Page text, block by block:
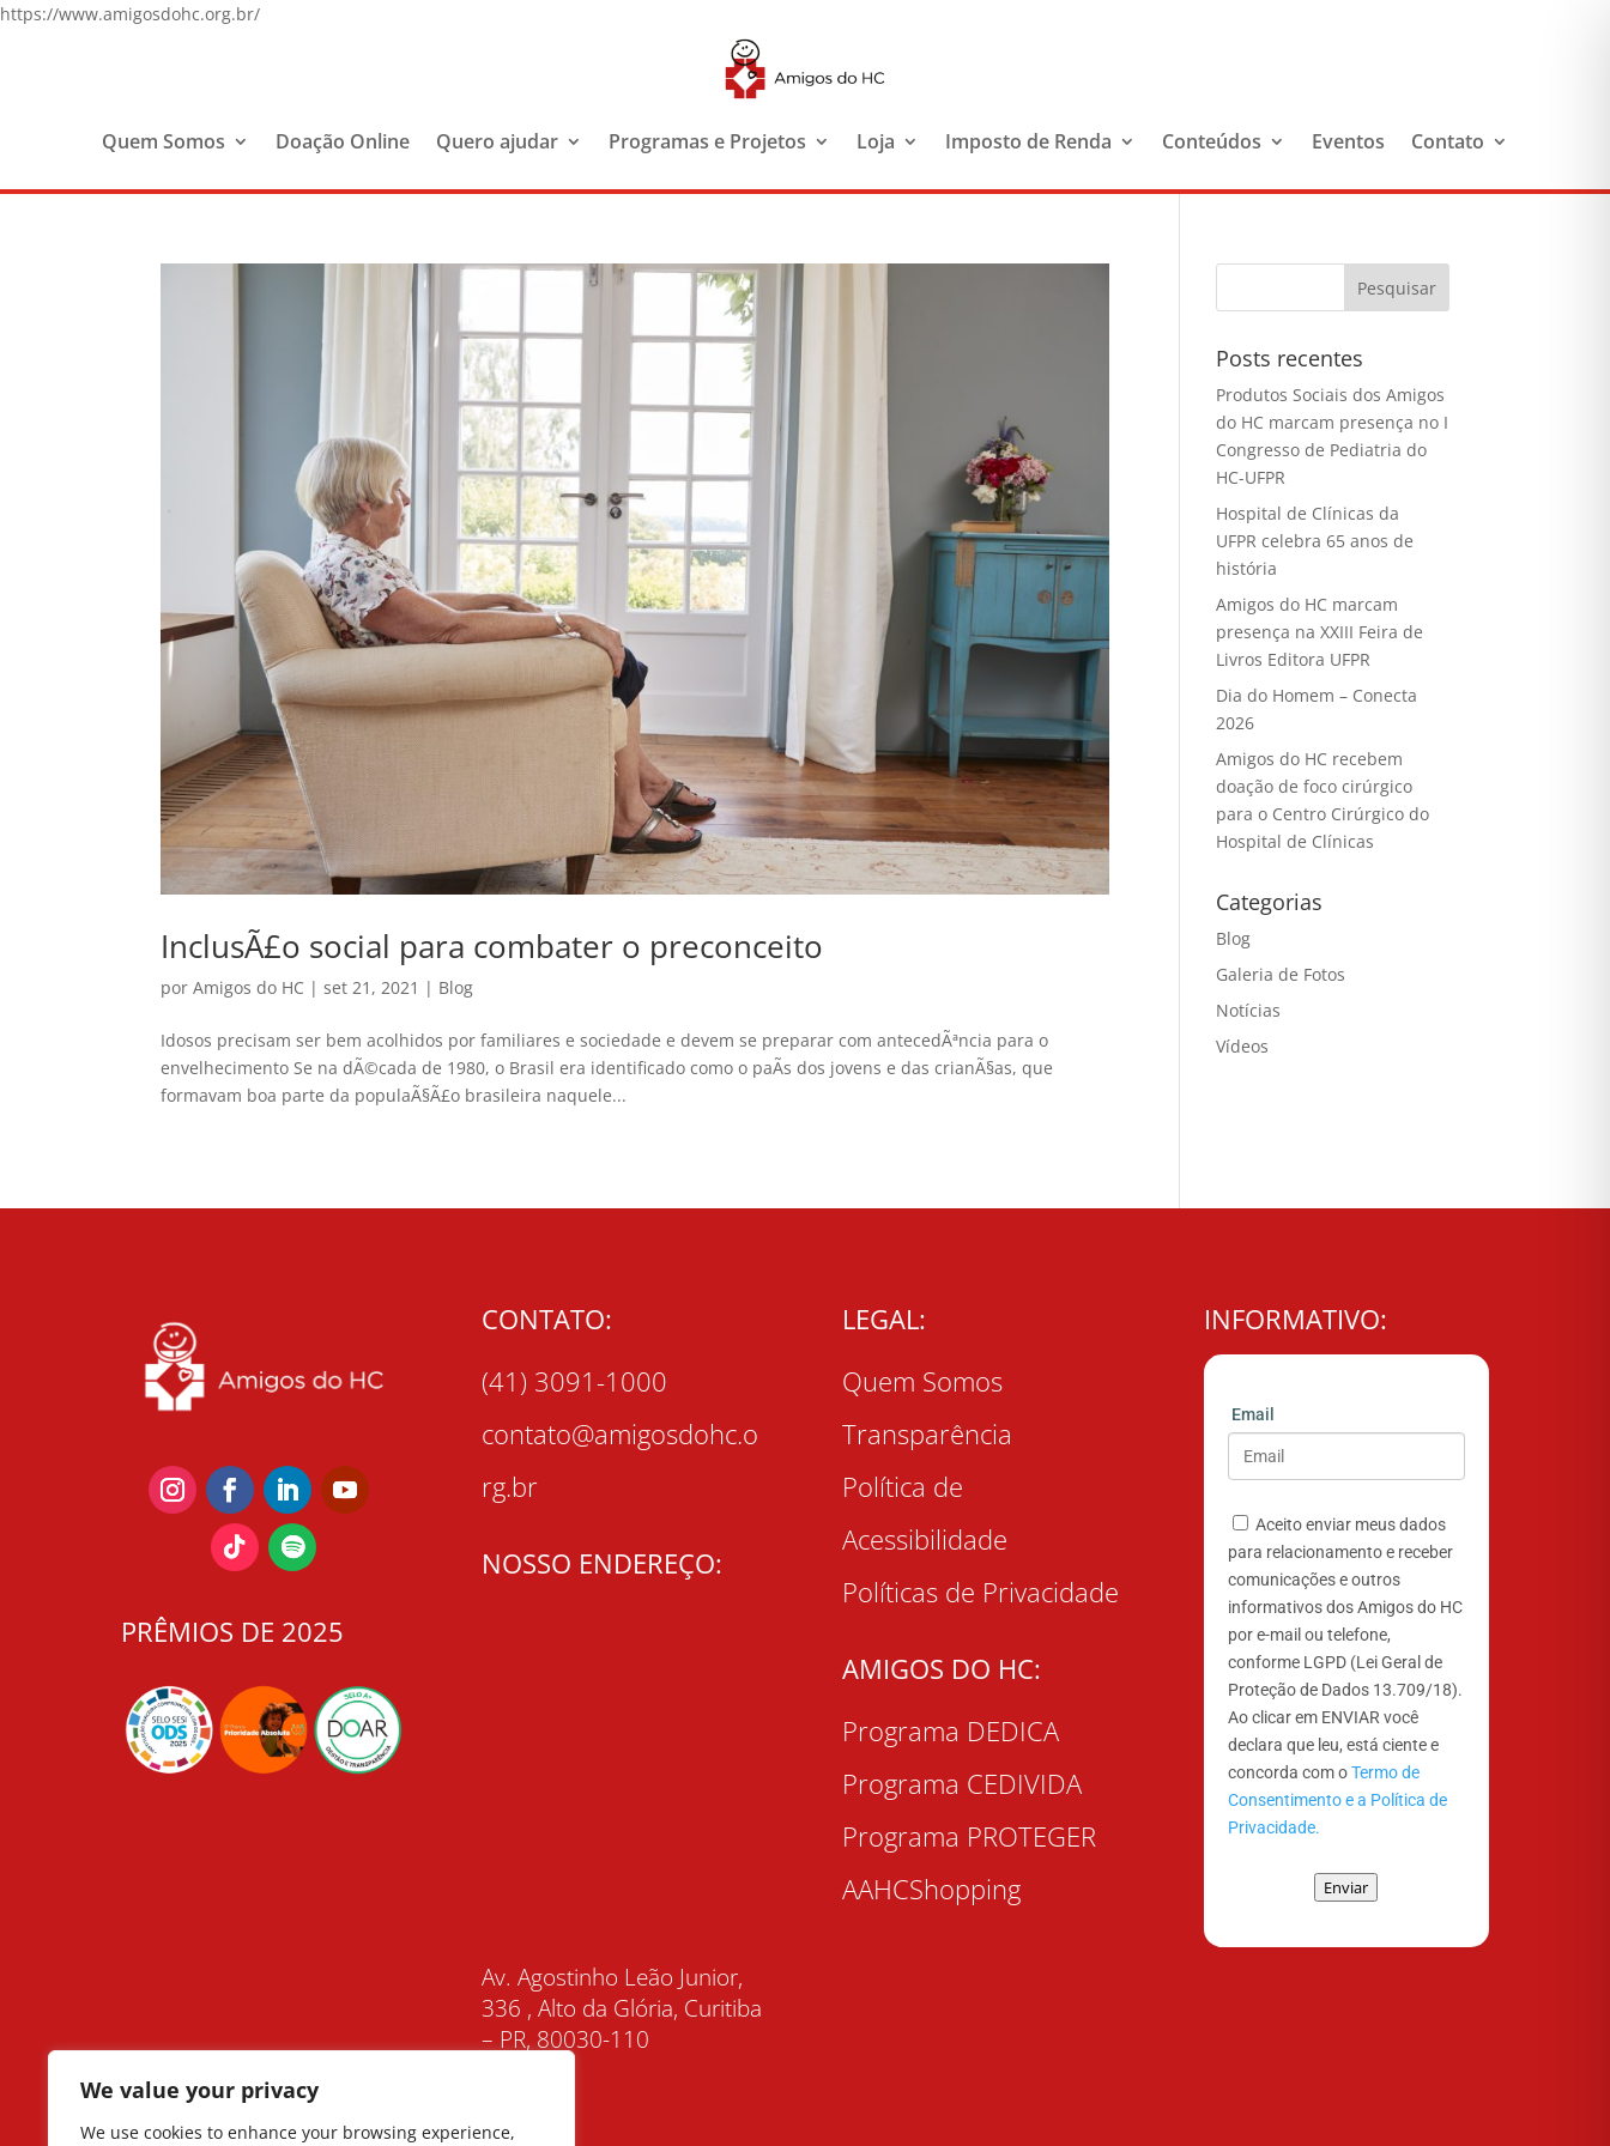
We value your privacy
We use cookies to enhance your browsing experience,
https://www.amigosdohc.org.br/
Quem Somos Doação Online Quero ajudar Programas e Projetos Loja Imposto de Renda Conteúdos Eventos Contato
InclusÃ£o social para combater o preconceito
porAmigos do HC |set 21, 2021 | Blog
Idosos precisam ser bem acolhidos por familiares e sociedade e devem se preparar com antecedÃªncia para o
envelhecimento Se na dÃ©cada de 1980, o Brasil era identificado como o paÃ­s dos jovens e das crianÃ§as, que
formavam boa parte da populaÃ§Ã£o brasileira naquele...
Posts recentes
Produtos Sociais dos Amigos
do HC marcam presença no I
Congresso de Pediatria do
HC-UFPR
Hospital de Clínicas da
UFPR celebra 65 anos de
história
Amigos do HC marcam
presença na XXIII Feira de
Livros Editora UFPR
Dia do Homem – Conecta
2026
Amigos do HC recebem
doação de foco cirúrgico
para o Centro Cirúrgico do
Hospital de Clínicas
Categorias
Blog
Galeria de Fotos
Notícias
Vídeos
PRÊMIOS DE 2025
CONTATO:
(41) 3091-1000
contato@amigosdohc.o
rg.br
NOSSO ENDEREÇO:
Av. Agostinho Leão Junior,
336 , Alto da Glória, Curitiba
– PR, 80030-110
LEGAL:
Quem Somos
Transparência
Política de
Acessibilidade
Políticas de Privacidade
AMIGOS DO HC:
Programa DEDICA
Programa CEDIVIDA
Programa PROTEGER
AAHCShopping
INFORMATIVO:
Email
Aceito enviar meus dados
para relacionamento e receber
comunicações e outros
informativos dos Amigos do HC
por e-mail ou telefone,
conforme LGPD (Lei Geral de
Proteção de Dados 13.709/18).
Ao clicar em ENVIAR você
declara que leu, está ciente e
concorda com oTermo de
Consentimento e a Política de
Privacidade.
Enviar